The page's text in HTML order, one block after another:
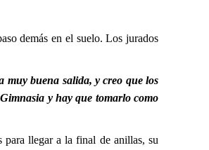
demás en el suelo. Los jurados
muy buena salida, y creo que los
y hay que tomarlo como
llegar a la final de anillas, su